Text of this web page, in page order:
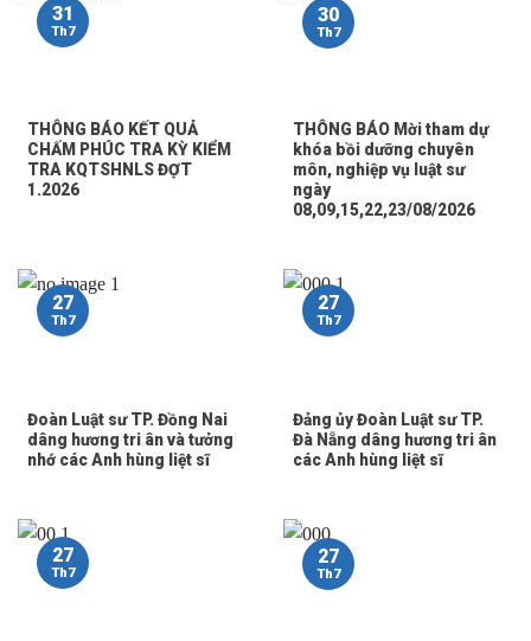
THÔNG BÁO KẾT QUẢ
CHẤM PHÚC TRA KỲ KIỂM
TRA KQTSHNLS ĐỢT
1.2026
31
Th7
THÔNG BÁO Mời tham dự
khóa bồi dưỡng chuyên
môn, nghiệp vụ luật sư
ngày
08,09,15,22,23/08/2026
30
Th7
Đoàn Luật sư TP. Đồng Nai
dâng hương tri ân và tưởng
nhớ các Anh hùng liệt sĩ
27
Th7
Đảng ủy Đoàn Luật sư TP.
Đà Nẵng dâng hương tri ân
các Anh hùng liệt sĩ
27
Th7
27
Th7
27
Th7